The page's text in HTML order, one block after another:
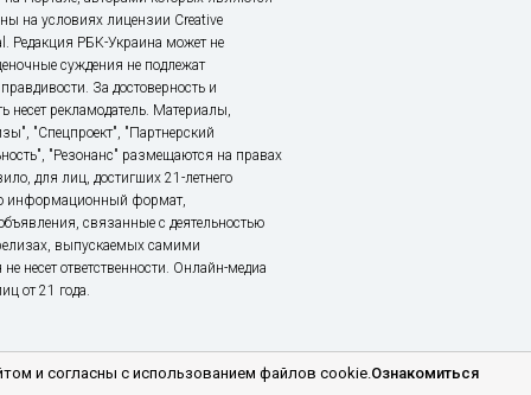
на условиях лицензии Creative
Редакция РБК-Украина может не
суждения не подлежат
За достоверность и
несет рекламодатель. Материалы,
"Спецпроект", "Партнерский
"Резонанс" размещаются на правах
для лиц, достигших 21-летнего
информационный формат,
связанные с деятельностью
выпускаемых самими
несет ответственности. Онлайн-медиа
от 21 года.
и согласны с использованием файлов cookie.Ознакомиться